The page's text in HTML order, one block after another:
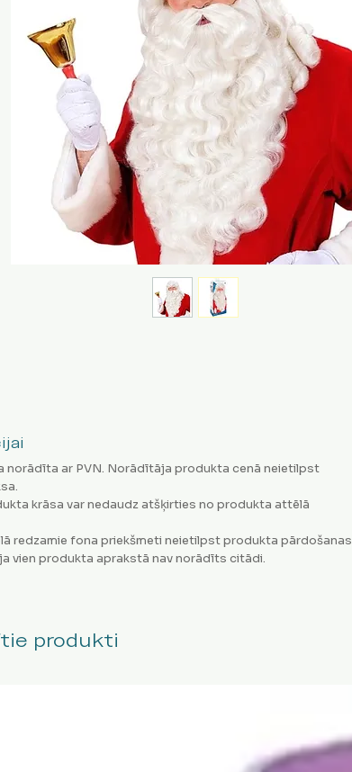
norādīta ar PVN. Norādītāja produkta cenā neietilpst
krāsa var nedaudz atšķirties no produkta attēlā
redzamie fona priekšmeti neietilpst produkta pārdošanas
vien produkta aprakstā nav norādīts citādi.
produkti